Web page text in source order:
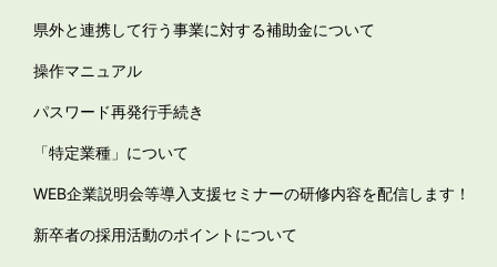
県外と連携して行う事業に対する補助金について
操作マニュアル
パスワード再発行手続き
「特定業種」について
WEB企業説明会等導入支援セミナーの研修内容を配信します！
新卒者の採用活動のポイントについて